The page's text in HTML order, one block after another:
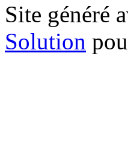
Site généré
Solution